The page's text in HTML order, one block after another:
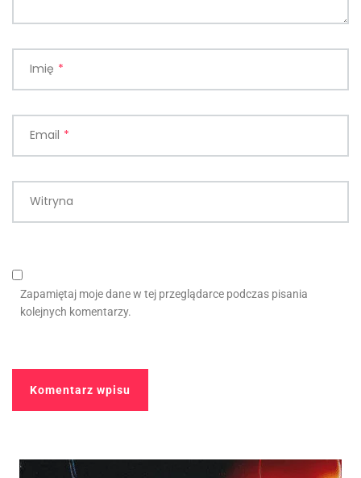
Imię *
Email *
Witryna
Zapamiętaj moje dane w tej przeglądarce podczas pisania
kolejnych komentarzy.